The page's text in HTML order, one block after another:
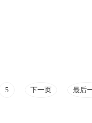
5 下一页 最后